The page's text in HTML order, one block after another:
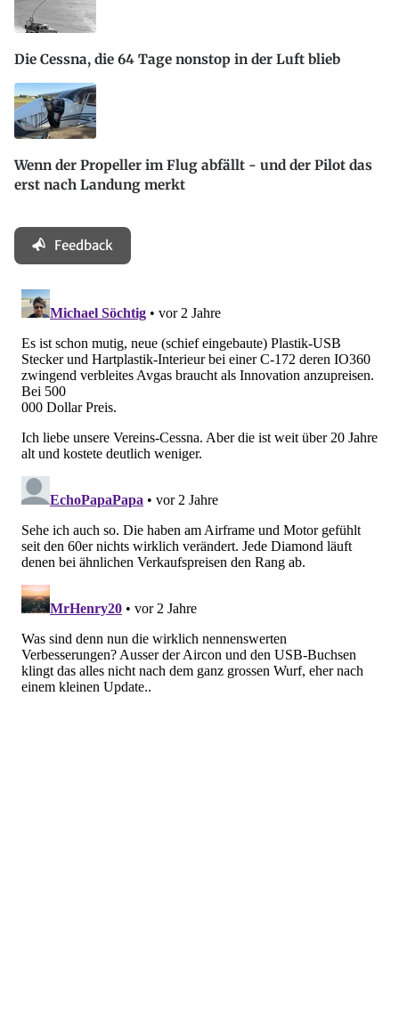
Die Cessna, die 64 Tage nonstop in der Luft blieb
Wenn der Propeller im Flug abfällt - und der Pilot das
erst nach Landung merkt
Feedback